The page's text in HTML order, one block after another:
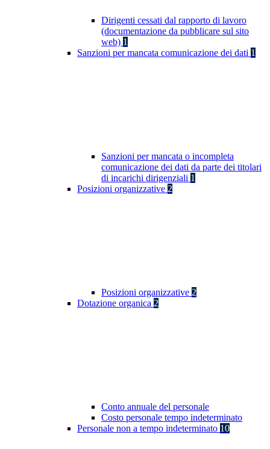
Dirigenti cessati dal rapporto di lavoro
(documentazione da pubblicare sul sito
web) 1
Sanzioni per mancata comunicazione dei dati 1
Sanzioni per mancata o incompleta
comunicazione dei dati da parte dei titolari
di incarichi dirigenziali 1
Posizioni organizzative 2
Posizioni organizzative 2
Dotazione organica 2
Conto annuale del personale
Costo personale tempo indeterminato
Personale non a tempo indeterminato 10